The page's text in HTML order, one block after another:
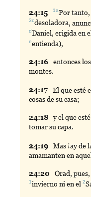
24:15 1aPortanto,
3cdesoladora,
dDaniel, erigida en
eentienda),
24:16 entonces
montes.
24:17 El que esté
cosas de su casa;
24:18 yel que
tomar su capa.
24:19 Mas ¡ay de
amamanten en
24:20 Orad,
1invierno ni en el2